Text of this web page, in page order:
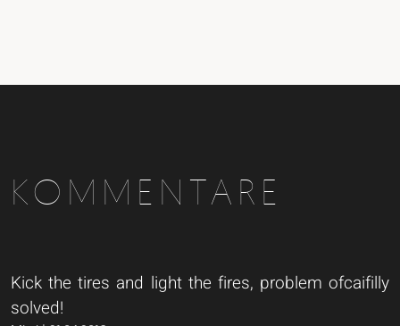
KOMMENTARE
Kick the tires and light the fires, problem ofcaifilly
solved!